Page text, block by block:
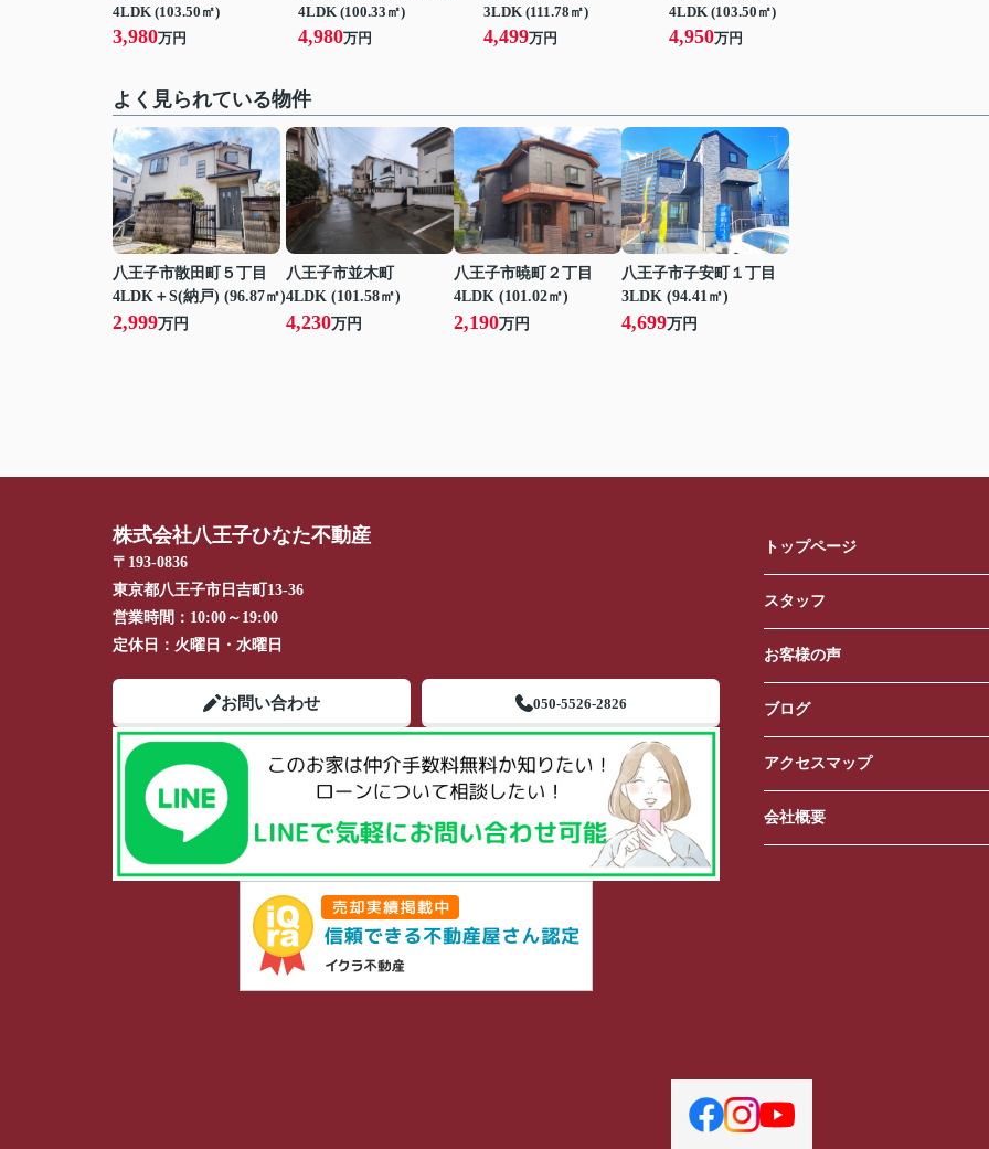
4LDK (103.50㎡)
3,980万円
4LDK (100.33㎡)
4,980万円
3LDK (111.78㎡)
4,499万円
4LDK (103.50㎡)
4,950万円
よく見られている物件
八王子市散田町５丁目
4LDK＋S(納戸) (96.87㎡)
2,999万円
八王子市並木町
4LDK (101.58㎡)
4,230万円
八王子市暁町２丁目
4LDK (101.02㎡)
2,190万円
八王子市子安町１丁目
3LDK (94.41㎡)
4,699万円
株式会社八王子ひなた不動産
〒193-0836
東京都八王子市日吉町13-36
営業時間： 10:00～19:00
定休日： 火曜日・水曜日
お問い合わせ 050-5526-2826
トップページ
スタッフ
お客様の声
ブログ
アクセスマップ
会社概要